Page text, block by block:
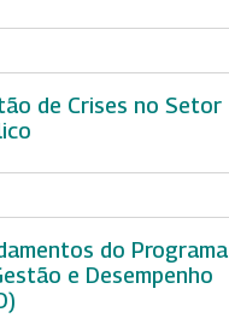
de Crises no Setor
do Programa
e Desempenho